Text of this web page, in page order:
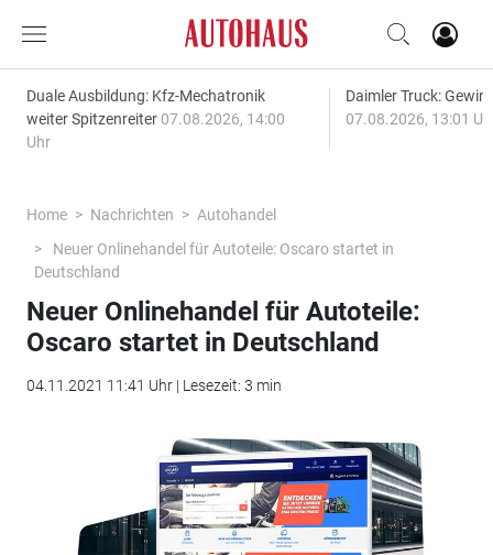
Duale Ausbildung: Kfz-Mechatronik
weiter Spitzenreiter 07.08.2026, 14:00
Uhr
Daimler Truck:
07.08.2026, 13:01
Home Nachrichten
Autohandel
Neuer Onlinehandel für Autoteile: Oscaro startet in
Deutschland
Neuer Onlinehandel für Autoteile:
Oscaro startet in Deutschland
04.11.2021 11:41 Uhr | Lesezeit: 3 min